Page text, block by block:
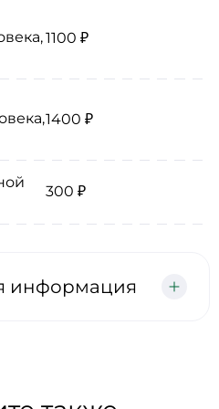
1100 ₽
1400 ₽
300 ₽
информация